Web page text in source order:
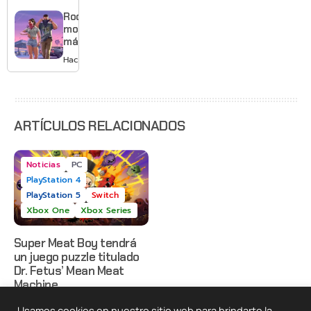
y mucho
Mario
Rockstar
mostrará
más de
GTA 6 en
agosto
Hace 1 día
ARTÍCULOS RELACIONADOS
Noticias
PC
PlayStation 4
PlayStation 5
Switch
Xbox One
Xbox Series
Super Meat Boy tendrá
un juego puzzle titulado
Dr. Fetus’ Mean Meat
Machine